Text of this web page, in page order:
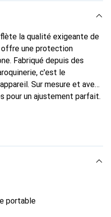
la qualité exigeante de
offre une protection
Fabriqué depuis des
c'est le
Sur mesure et avec
pour un ajustement parfait.
est reconnue
pour le client exigeant.
portable